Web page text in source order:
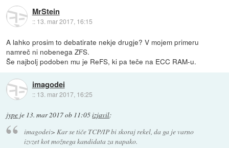
MrStein
:: 13. mar 2017, 16:15
A lahko prosim to debatirate nekje drugje? V mojem primeru
namreč ni nobenega ZFS.
Še najbolj podoben mu je ReFS, ki pa teče na ECC RAM-u.
imagodei
:: 13. mar 2017, 16:25
jype je 13. mar 2017 ob 11:05izjavil:
imagodei> Kar se tiče TCP/IP bi skoraj rekel, da ga je varno
izvzet kot možnega kandidata za napako.